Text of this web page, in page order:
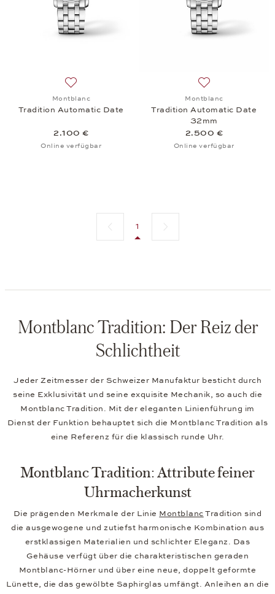
Montblanc
Tradition Automatic Date
2.100 €
Online verfügbar
Montblanc
Tradition Automatic Date
32mm
2.500 €
Online verfügbar
Vorherige Seite
1
Montblanc Tradition: Der Reiz der
Schlichtheit
Jeder Zeitmesser der Schweizer Manufaktur besticht durch
seine Exklusivität und seine exquisite Mechanik, so auch die
Montblanc Tradition. Mit der eleganten Linienführung im
Dienst der Funktion behauptet sich die Montblanc Tradition als
eine Referenz für die klassisch runde Uhr.
Montblanc Tradition: Attribute feiner
Uhrmacherkunst
Die prägenden Merkmale der Linie MontblancTradition sind
die ausgewogene und zutiefst harmonische Kombination aus
erstklassigen Materialien und schlichter Eleganz. Das
Gehäuse verfügt über die charakteristischen geraden
Montblanc-Hörner und über eine neue, doppelt geformte
Lünette, die das gewölbte Saphirglas umfängt. Anleihen an die